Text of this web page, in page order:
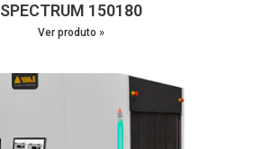
SPECTRUM 150180
Ver produto »